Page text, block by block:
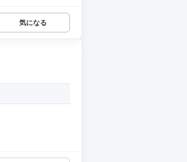
気になる